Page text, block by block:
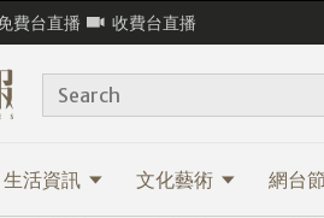
費台直播 收費台直播
生活資訊 文化藝術 網台
Search